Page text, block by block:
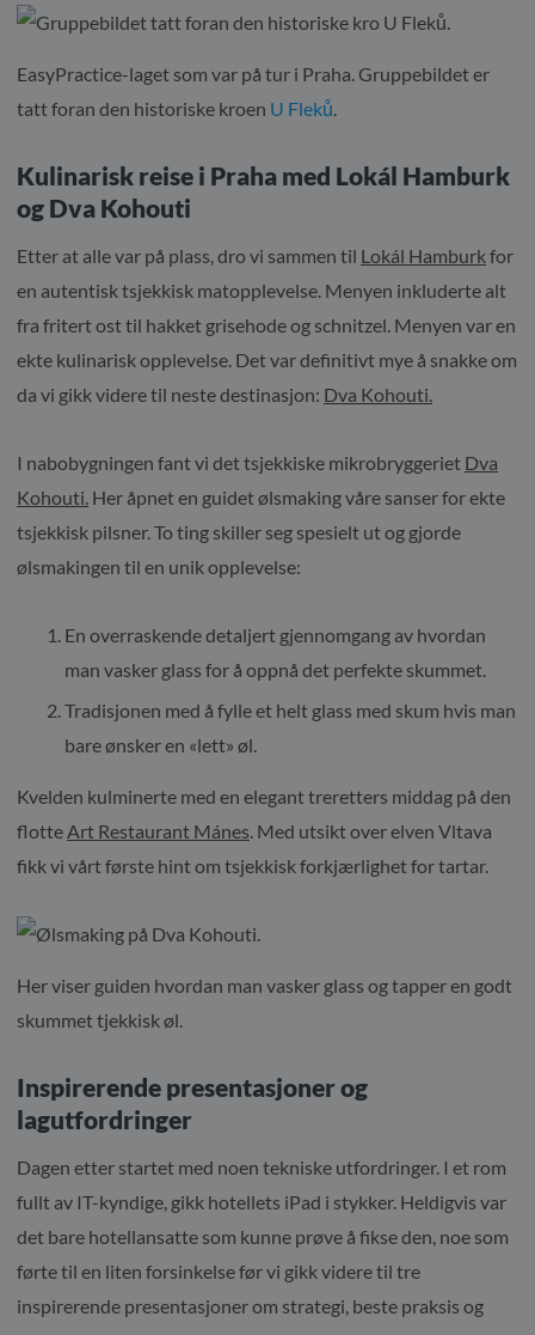
EasyPractice-laget som var på tur i Praha. Gruppebildet er
tatt foran den historiske kroen U Fleků.
Kulinarisk reise i Praha med Lokál Hamburk
og Dva Kohouti
Etter at alle var på plass, dro vi sammen til Lokál Hamburkfor
en autentisk tsjekkisk matopplevelse. Menyen inkluderte alt
fra fritert ost til hakket grisehode og schnitzel. Menyen var en
ekte kulinarisk opplevelse. Det var definitivt mye å snakke om
da vi gikk videre til neste destinasjon: Dva Kohouti.
I nabobygningen fant vi det tsjekkiske mikrobryggeriet Dva
Kohouti. Her åpnet en guidet ølsmaking våre sanser for ekte
tsjekkisk pilsner. To ting skiller seg spesielt ut og gjorde
ølsmakingen til en unik opplevelse:
En overraskende detaljert gjennomgang av hvordan
man vasker glass for å oppnå det perfekte skummet.
Tradisjonen med å fylle et helt glass med skum hvis man
bare ønsker en «lett» øl.
Kvelden kulminerte med en elegant treretters middag på den
flotteArt Restaurant Mánes. Med utsikt over elven Vltava
fikk vi vårt første hint om tsjekkisk forkjærlighet for tartar.
Her viser guiden hvordan man vasker glass og tapper en godt
skummet tjekkisk øl.
Inspirerende presentasjoner og
lagutfordringer
Dagen etter startet med noen tekniske utfordringer. I et rom
fullt av IT-kyndige, gikk hotellets iPad i stykker. Heldigvis var
det bare hotellansatte som kunne prøve å fikse den, noe som
førte til en liten forsinkelse før vi gikk videre til tre
inspirerende presentasjoner om strategi, beste praksis og